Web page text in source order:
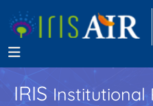
IRISInstitutional